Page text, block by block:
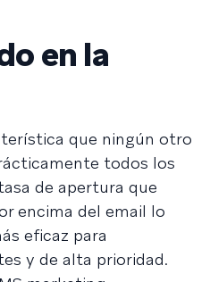
en la
que ningún otro
todos los
de apertura que
encima del email lo
eficaz para
y de alta prioridad.